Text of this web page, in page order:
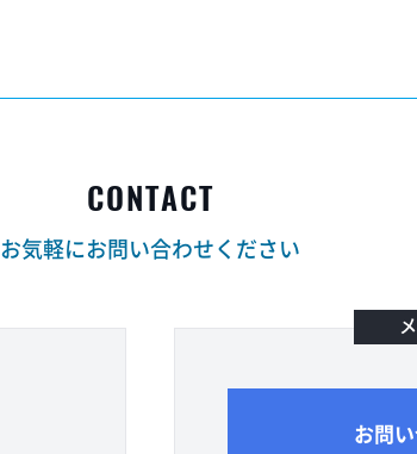
CONTACT
お気軽にお問い合わせください
お問